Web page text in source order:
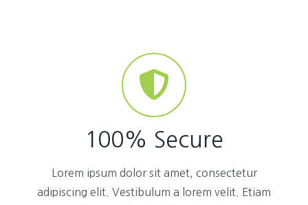
100% Secure
Lorem ipsum dolor sit amet, consectetur
adipiscing elit. Vestibulum a lorem velit. Etiam